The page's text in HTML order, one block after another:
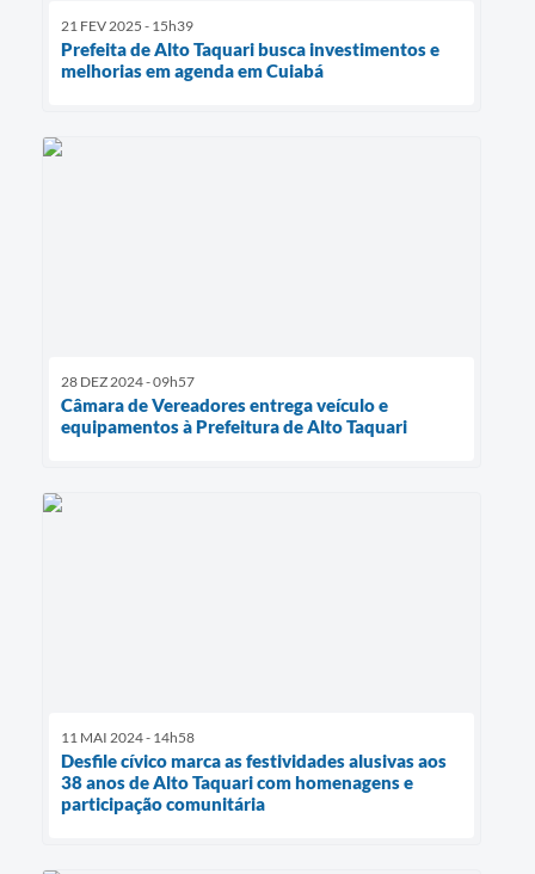
21 FEV 2025 - 15h39
Prefeita de Alto Taquari busca investimentos e
melhorias em agenda em Cuiabá
28 DEZ 2024 - 09h57
Câmara de Vereadores entrega veículo e
equipamentos à Prefeitura de Alto Taquari
11 MAI 2024 - 14h58
Desfile cívico marca as festividades alusivas aos
38 anos de Alto Taquari com homenagens e
participação comunitária